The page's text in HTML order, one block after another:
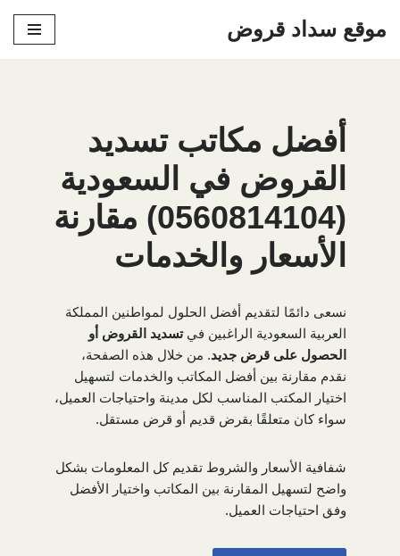
موقع سداد قروض
أفضل مكاتب تسديد
القروض في السعودية
(0560814104) مقارنة
الأسعار والخدمات
نسعى دائمًا لتقديم أفضل الحلول لمواطنين المملكة
العربية السعودية الراغبين فيتسديد القروض أو
الحصول على قرض جديد. من خلال هذه الصفحة،
نقدم مقارنة بين أفضل المكاتب والخدمات لتسهيل
اختيار المكتب المناسب لكل مدينة واحتياجات العميل،
سواء كان متعلقًا بقرض قديم أو قرض مستقل.
شفافية الأسعار والشروط تقديم كل المعلومات بشكل
واضح لتسهيل المقارنة بين المكاتب واختيار الأفضل
وفق احتياجات العميل.